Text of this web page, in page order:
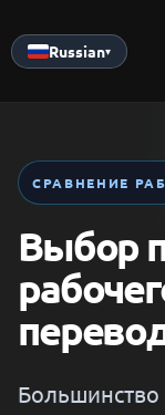
to
Russian▾
СРАВНЕНИЕ
Выбор
Большинство